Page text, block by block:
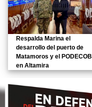
Respalda Marina el
desarrollo del puerto de
Matamoros y el PODECOBI
en Altamira